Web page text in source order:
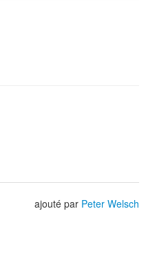
ajouté par Peter Welsch